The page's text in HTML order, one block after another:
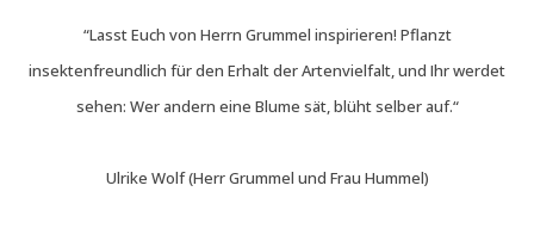
“Lasst Euch von Herrn Grummel inspirieren! Pflanzt
insektenfreundlich für den Erhalt der Artenvielfalt, und Ihr werdet
sehen: Wer andern eine Blume sät, blüht selber auf.“
Ulrike Wolf (Herr Grummel und Frau Hummel)